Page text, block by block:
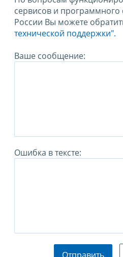
сервисов и
России Вы можете
технической поддержки".
Ваше сообщение:
Ошибка в тексте:
Отправить